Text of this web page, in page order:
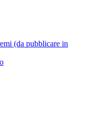
(da pubblicare in